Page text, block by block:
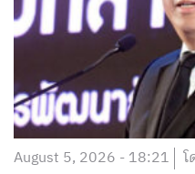
August 5, 2026 - 18:21